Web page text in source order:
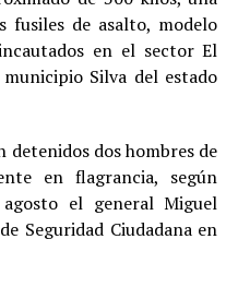
fusiles de asalto, modelo
en el sector El
Silva del estado
dos hombres de
en flagrancia, según
el general Miguel
Seguridad Ciudadana en